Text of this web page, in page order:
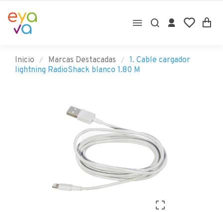

Inicio Marcas Destacadas
1. Cable cargador
lightning RadioShack blanco 1.80 M
